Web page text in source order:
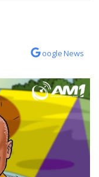
oogle News